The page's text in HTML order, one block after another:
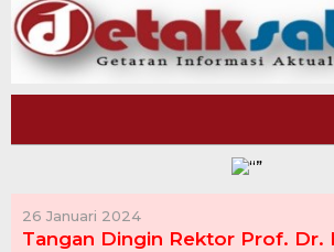
26 Januari 2024
Tangan Dingin Rektor Prof. Dr.